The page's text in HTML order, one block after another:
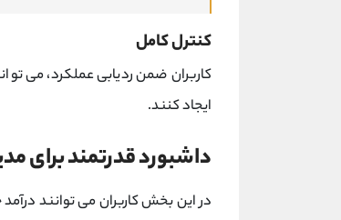
کنترل کامل
کاربران ضمن ردیابی عملکرد، می
ایجاد کنند.
داشبورد قدرتمند برای
در این بخش کاربران می توانند